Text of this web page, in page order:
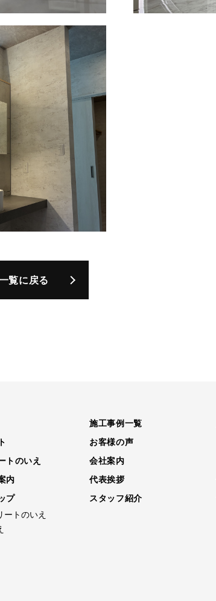
覧に戻る
トのいえ
内
プ
ートのいえ
施工事例一覧
お客様の声
会社案内
代表挨拶
スタッフ紹介